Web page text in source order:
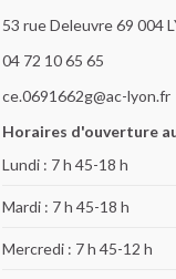
53 rue Deleuvre 69 004
04 72 10 65 65
ce.0691662g@ac-lyon.fr
Horaires d'ouverture
Lundi : 7 h 45-18 h
Mardi : 7 h 45-18 h
Mercredi : 7 h 45-12 h